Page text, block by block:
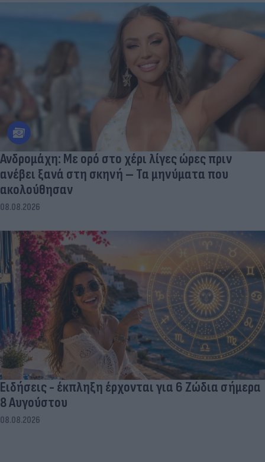
Ανδρομάχη: Με ορό στο χέρι λίγες ώρες πριν
ανέβει ξανά στη σκηνή – Τα μηνύματα που
ακολούθησαν
08.08.2026
Ειδήσεις - έκπληξη έρχονται για 6 Ζώδια σήμερα
8 Αυγούστου
08.08.2026